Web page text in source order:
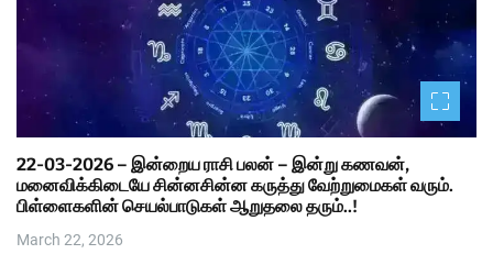
22-03-2026 – இன்றைய ராசி பலன் – இன்று கணவன்,
மனைவிக்கிடையே சின்னசின்ன கருத்து வேற்றுமைகள் வரும்.
பிள்ளைகளின் செயல்பாடுகள் ஆறுதலை தரும்..!
March 22, 2026